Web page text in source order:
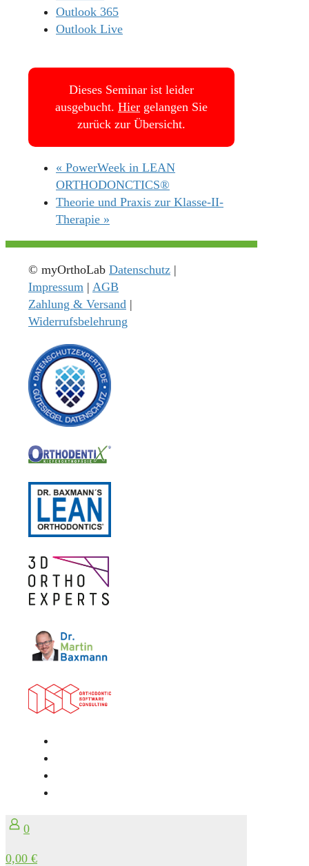
Outlook 365
Outlook Live
Dieses Seminar ist leider
ausgebucht. Hiergelangen Sie
zurück zur Übersicht.
« PowerWeek in LEAN
ORTHODONCTICS®
Theorie und Praxis zur Klasse-II-
Therapie »
© myOrthoLab Datenschutz |
Impressum | AGB
Zahlung & Versand |
Widerrufsbelehrung
0
0,00 €